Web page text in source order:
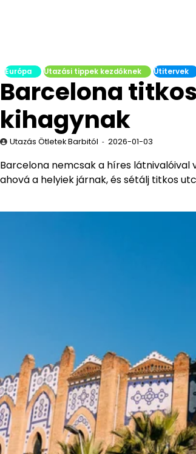
Európa Utazási tippek kezdőknek Útitervek
Barcelona
kihagynak
Utazás Ötletek Barbitól 2026-01-03
Barcelona nemcsak a híres látnivalóival
ahová a helyiek járnak, és sétálj titkos